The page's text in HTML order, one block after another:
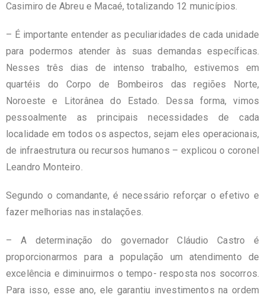
Casimiro de Abreu e Macaé, totalizando 12 municípios.
– É importante entender as peculiaridades de cada unidade
para podermos atender às suas demandas específicas.
Nesses três dias de intenso trabalho, estivemos em
quartéis do Corpo de Bombeiros das regiões Norte,
Noroeste e Litorânea do Estado. Dessa forma, vimos
pessoalmente as principais necessidades de cada
localidade em todos os aspectos, sejam eles operacionais,
de infraestrutura ou recursos humanos – explicou o coronel
Leandro Monteiro.
Segundo o comandante, é necessário reforçar o efetivo e
fazer melhorias nas instalações.
– A determinação do governador Cláudio Castro é
proporcionarmos para a população um atendimento de
excelência e diminuirmos o tempo- resposta nos socorros.
Para isso, esse ano, ele garantiu investimentos na ordem